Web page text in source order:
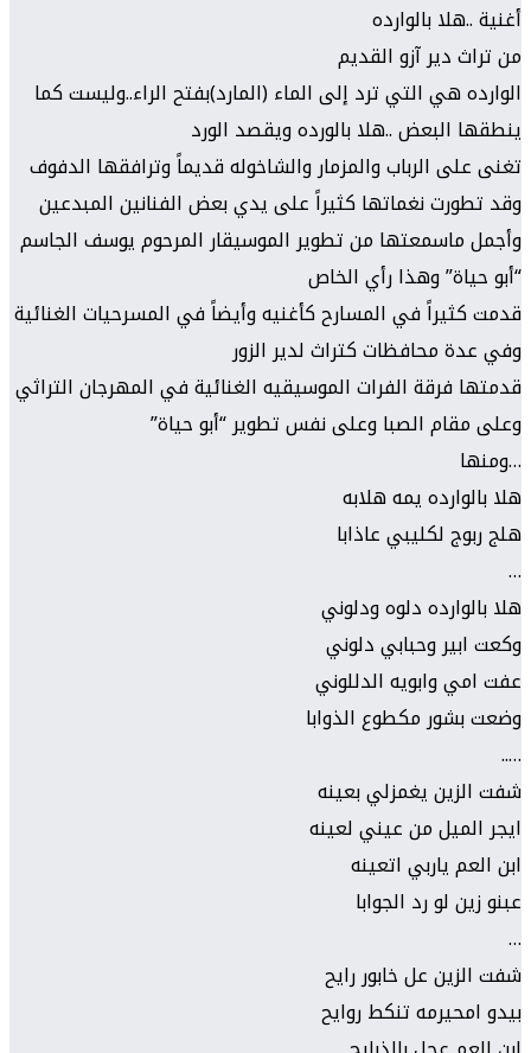
أغنية ..هلا بالوارده
من تراث دير آزو القديم
الوارده هي التي ترد إلى الماء (المارد)بفتح الراء..وليست كما
ينطقها البعض ..هلا بالورده ويقصد الورد
تغنى على الرباب والمزمار والشاخوله قديماً وترافقها الدفوف
وقد تطورت نغماتها كثيراًعلى يدي بعض الفنانين المبدعين
وأجمل ماسمعتها من تطوير الموسيقار المرحوم يوسف الجاسم
“أبو حياة” وهذا رأي الخاص
قدمت كثيراً في المسارح كأغنيه وأيضاً في المسرحيات الغنائية
وفي عدة محافظات كتراث لدير الزور
قدمتها فرقة الفرات الموسيقيه الغنائية في المهرجان التراثي
وعلى مقام الصبا وعلى نفس تطوير “أبو حياة”
…ومنها
هلا بالوارده يمه هلابه
هلج ربوج لكليبي عاذابا
…
هلا بالوارده دلوه ودلوني
وكعت ابير وحبابي دلوني
عفت امي وابويه الدللوني
وضعت بشور مكطوع الذوابا
…..
شفت الزين يغمزلي بعينه
ايجر الميل من عيني لعينه
ابن العم ياربي اتعينه
عبنو زين لو رد الجوابا
…
شفت الزين عل خابور رايح
بيدو امحيرمه تنكط روايح